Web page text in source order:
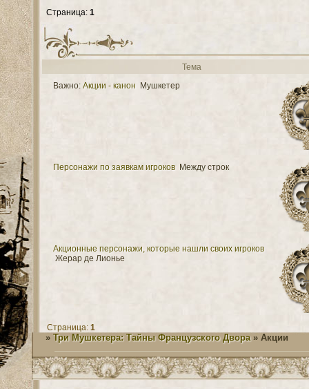
Страница: 1
Тема
Важно: Акции - канон Мушкетер
Персонажи по заявкам игроков Между строк
Акционные персонажи, которые нашли своих игроков
Жерар де Лионье
Страница:1
» Три Мушкетера: Тайны Французского Двора » Акции